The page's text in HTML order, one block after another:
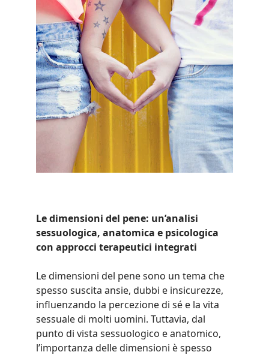
Le dimensioni del pene: un’analisi
sessuologica, anatomica e psicologica
con approcci terapeutici integrati
Le dimensioni del pene sono un tema che
spesso suscita ansie, dubbi e insicurezze,
influenzando la percezione di sé e la vita
sessuale di molti uomini. Tuttavia, dal
punto di vista sessuologico e anatomico,
l’importanza delle dimensioni è spesso